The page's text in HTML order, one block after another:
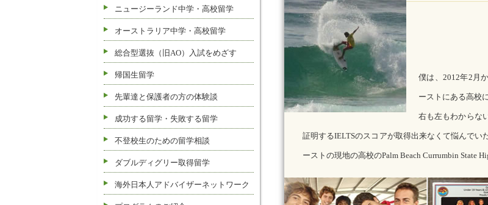
ニュージーランド中学・高校留学
オーストラリア中学・高校留学
総合型選抜（旧AO）入試をめざす
帰国生留学
先輩達と保護者の方の体験談
成功する留学・失敗する留学
不登校生のための留学相談
ダブルディグリー取得留学
海外日本人アドバイザーネットワーク
僕は、2012年2月
ーストにある高校
右も左もわからな
証明するIELTSのスコアが取得出来なくて悩んで
ーストの現地の高校のPalm Beach Currumbin State